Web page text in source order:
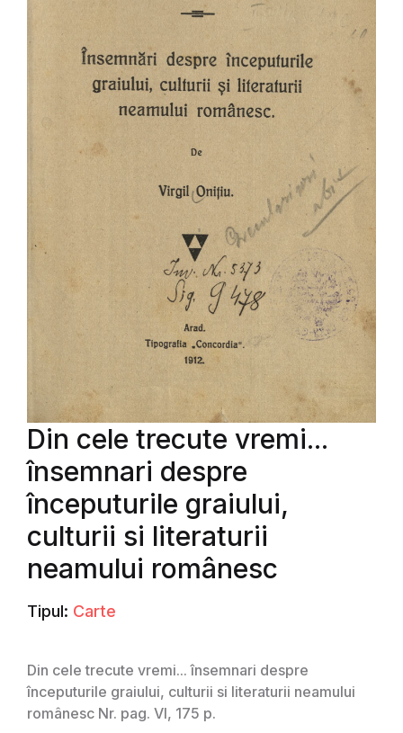
Din cele trecute vremi...
însemnari despre
începuturile graiului,
culturii si literaturii
neamului românesc
Tipul: Carte
Din cele trecute vremi... însemnari despre
începuturile graiului, culturii si literaturii neamului
românesc Nr. pag. VI, 175 p.